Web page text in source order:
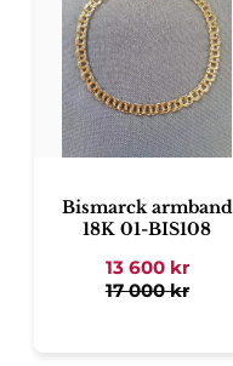
Bismarck armband
18K 01-BIS108
13 600kr
17 000kr